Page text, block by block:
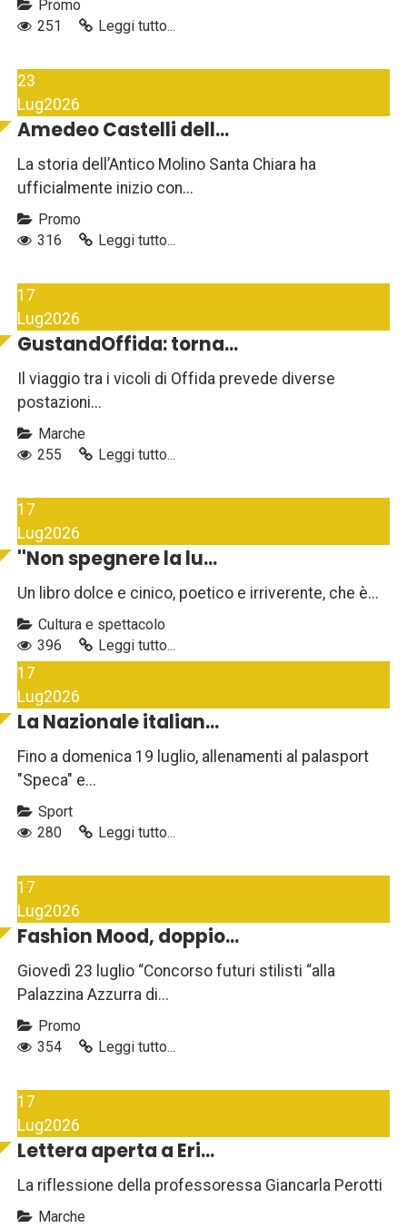
Promo
251
Leggi tutto...
23
Lug2026
Amedeo Castelli dell...
La storia dell’Antico Molino Santa Chiara ha
ufficialmente inizio con...
Promo
316
Leggi tutto...
17
Lug2026
GustandOffida: torna...
Il viaggio tra i vicoli di Offida prevede diverse
postazioni...
Marche
255
Leggi tutto...
17
Lug2026
''Non spegnere la lu...
Un libro dolce e cinico, poetico e irriverente, che è...
Cultura e spettacolo
396
Leggi tutto...
17
Lug2026
La Nazionale italian...
Fino a domenica 19 luglio, allenamenti al palasport
"Speca" e...
Sport
280
Leggi tutto...
17
Lug2026
Fashion Mood, doppio...
Giovedì 23 luglio “Concorso futuri stilisti “alla
Palazzina Azzurra di...
Promo
354
Leggi tutto...
17
Lug2026
Lettera aperta a Eri...
La riflessione della professoressa Giancarla Perotti
Marche